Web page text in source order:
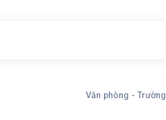
Văn phòng - Trường